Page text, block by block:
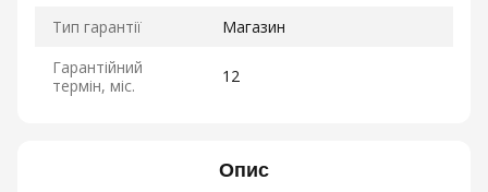
Тип гарантії
Магазин
Гарантійний
термін, міс.
12
Опис